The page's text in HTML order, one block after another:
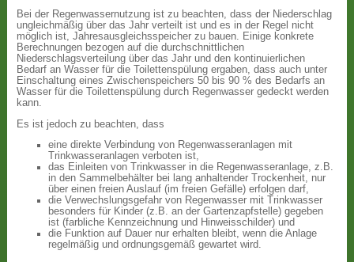
Bei der Regenwassernutzung ist zu beachten, dass der Niederschlag
ungleichmäßig über das Jahr verteilt ist und es in der Regel nicht
möglich ist, Jahresausgleichsspeicher zu bauen. Einige konkrete
Berechnungen bezogen auf die durchschnittlichen
Niederschlagsverteilung über das Jahr und den kontinuierlichen
Bedarf an Wasser für die Toilettenspülung ergaben, dass auch unter
Einschaltung eines Zwischenspeichers 50 bis 90 % des Bedarfs an
Wasser für die Toilettenspülung durch Regenwasser gedeckt werden
kann.
Es ist jedoch zu beachten, dass
eine direkte Verbindung von Regenwasseranlagen mit
Trinkwasseranlagen verboten ist,
das Einleiten von Trinkwasser in die Regenwasseranlage, z.B.
in den Sammelbehälter bei lang anhaltender Trockenheit, nur
über einen freien Auslauf (im freien Gefälle) erfolgen darf,
die Verwechslungsgefahr von Regenwasser mit Trinkwasser
besonders für Kinder (z.B. an der Gartenzapfstelle) gegeben
ist (farbliche Kennzeichnung und Hinweisschilder) und
die Funktion auf Dauer nur erhalten bleibt, wenn die Anlage
regelmäßig und ordnungsgemäß gewartet wird.